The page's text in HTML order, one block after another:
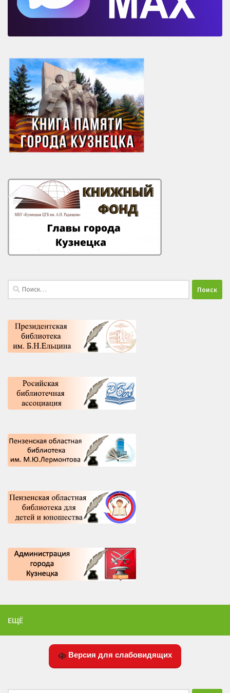
Найти:
ЕЩЁ
Версия для слабовидящих